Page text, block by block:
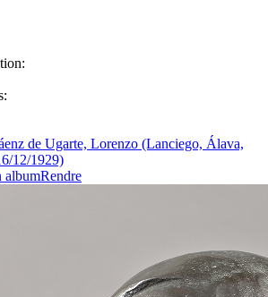
de Ugarte, Lorenzo (Lanciego, Álava,
12/1929)
albumRendre